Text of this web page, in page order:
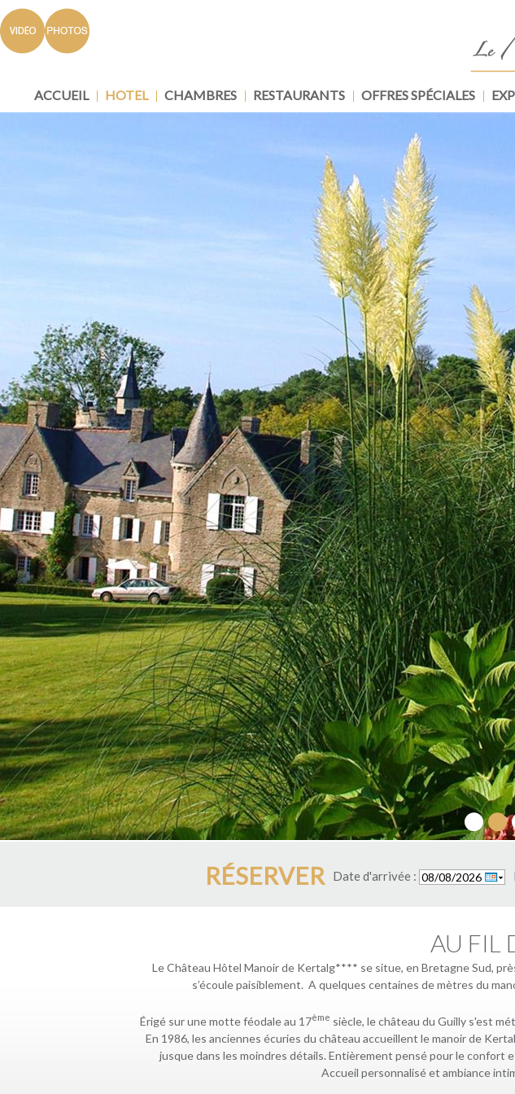
ACCUEIL HOTEL CHAMBRES RESTAURANTS OFFRES SPÉCIALES
RÉSERVER Date d'arrivée :
AU FIL
Le Château Hôtel Manoir de Kertalg**** se situe, en Bretagne Sud,
s’écoule paisiblement. A quelques centaines de mètres du
Érigé sur une motte féodale au 17ème siècle, le château du Guilly s'est
En 1986, les anciennes écuries du château accueillent le manoir de
jusque dans les moindres détails. Entièrement pensé pour le confort
Accueil personnalisé et ambiance